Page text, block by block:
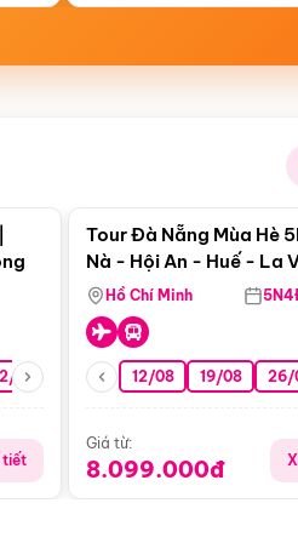
08 26/08 05/09 09/09
tiết
Tour Đà Nẵng Mùa Hè
Nà - Hội An - Huế - La
Động Thiên Đường
Hồ Chí Minh
12/08 19/08 26/
Giá từ:
8.099.000đ